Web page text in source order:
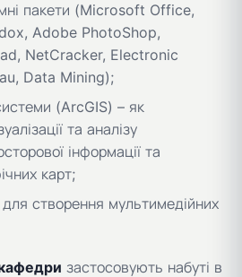
пакети (Microsoft Office,
Adobe PhotoShop,
NetCracker, Electronic
Data Mining);
(ArcGIS) – як
та аналізу
інформації та
карт;
створення мультимедійних
застосовують набуті в